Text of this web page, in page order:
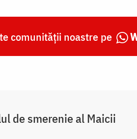
comunității noastre pe
de smerenie al Maicii